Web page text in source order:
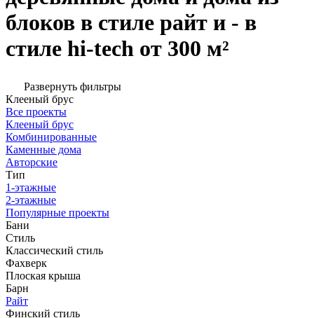
блоков в стиле райт и - в
стиле hi-tech от 300 м²
Развернуть фильтры
Клееный брус
Все проекты
Клееный брус
Комбинированные
Каменные дома
Авторские
Тип
1-этажные
2-этажные
Популярные проекты
Бани
Стиль
Классический стиль
Фахверк
Плоская крыша
Барн
Райт
Финский стиль